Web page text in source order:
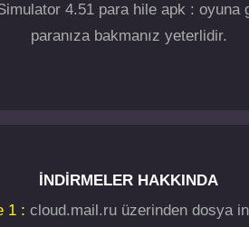
4.51 para hile apk : oyuna
paranıza bakmanız yeterlidir.
İNDIRMELER HAKKINDA
1 : cloud.mail.ru üzerinden dosya